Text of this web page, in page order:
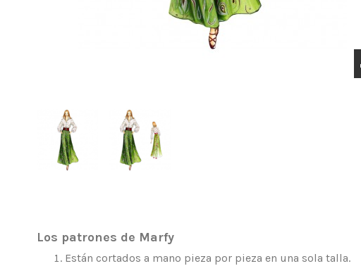
Los patrones de Marfy
Están cortados a mano pieza por pieza en una sola talla.